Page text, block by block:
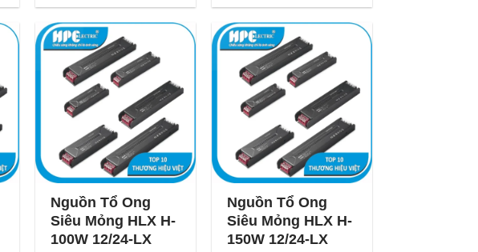
Nguồn Tổ Ong
Siêu Mỏng HLX H-
100W 12/24-LX
Nguồn Tổ Ong
Siêu Mỏng HLX H-
150W 12/24-LX